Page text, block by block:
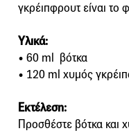
γκρέιπφρουτ είναι το
Yλικά:
• 60 ml βότκα
• 120 ml χυμός
Εκτέλεση:
Προσθέστε βότκα και